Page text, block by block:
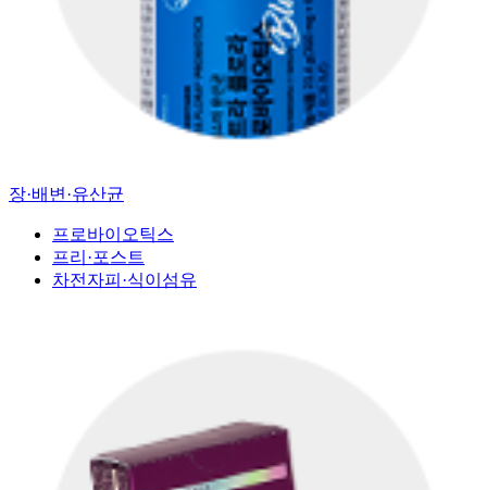
장·배변·유산균
프로바이오틱스
프리·포스트
차전자피·식이섬유